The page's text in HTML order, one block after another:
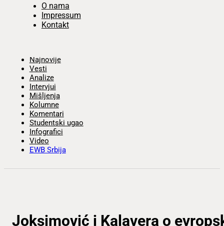
O nama
Impressum
Kontakt
Najnovije
Vesti
Analize
Intervjui
Mišljenja
Kolumne
Komentari
Studentski ugao
Infografici
Video
EWB Srbija
Joksimović i Kalavera o